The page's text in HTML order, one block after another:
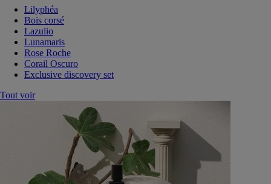
Lilyphéa
Bois corsé
Lazulio
Lunamaris
Rose Roche
Corail Oscuro
Exclusive discovery set
Tout voir